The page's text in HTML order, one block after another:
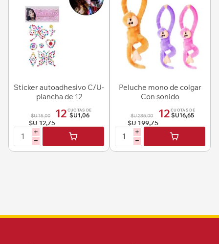
Sticker autoadhesivo C/U-
plancha de 12
$U 15,00
$U 12,75
12 CUOTAS DE
$U1,06
i
h
Peluche mono de colgar
Con sonido
$U 235,00
$U 199,75
12 CUOTAS DE
$U16,65
i
h